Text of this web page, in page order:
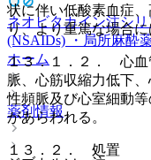
ネオビタカイン注シリ
(NSAIDs) ・局所麻酔
ホーム
薬剤情報
状に伴い低酸素血症
り、より重篤な場合
１３．１．２． 心血
脈、心筋収縮力低下
性頻脈及び心室細動
があらわれる。
１３．２． 処置